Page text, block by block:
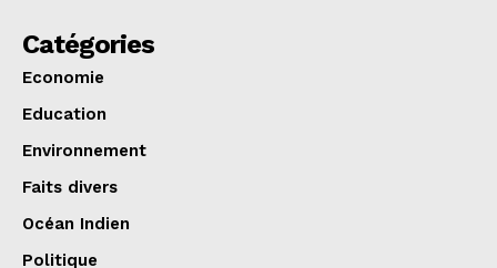
Catégories
Economie
Education
Environnement
Faits divers
Océan Indien
Politique